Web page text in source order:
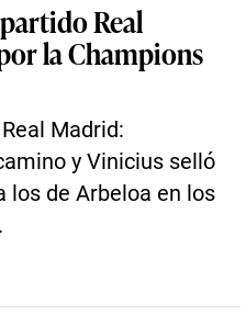
Real
la Champions
Madrid:
y Vinicius selló
los de Arbeloa en los